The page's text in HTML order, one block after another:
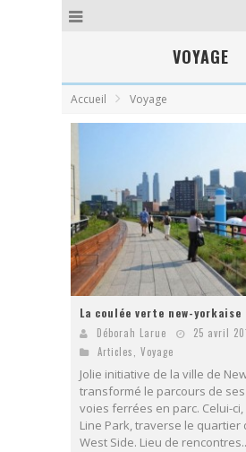
VOYAGE
Accueil Voyage
La coulée verte new-yorkaise
Déborah Larue
25 avril
Articles, Voyage
Jolie initiative de la ville de
transformé le parcours de
voies ferrées en parc. Celui-
Line Park, traverse le quartier
West Side. Lieu de